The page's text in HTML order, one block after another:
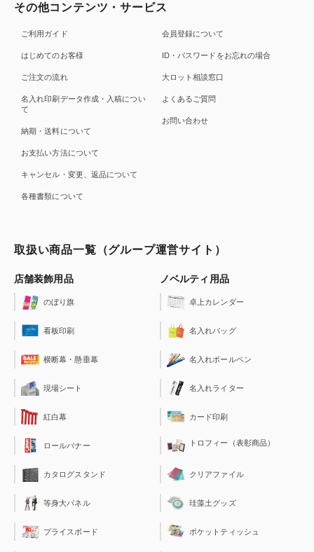
その他コンテンツ・サービス
ご利用ガイド
はじめてのお客様
ご注文の流れ
名入れ印刷データ作成・入稿につい
て
納期・送料について
お支払い方法について
キャンセル・変更、返品について
各種書類について
会員登録について
ID・パスワードをお忘れの場合
大ロット相談窓口
よくあるご質問
お問い合わせ
取扱い商品一覧（グループ運営サイト）
店舗装飾用品
のぼり旗
看板印刷
横断幕・懸垂幕
現場シート
紅白幕
ロールバナー
カタログスタンド
等身大パネル
プライスボード
ノベルティ用品
卓上カレンダー
名入れバッグ
名入れボールペン
名入れライター
カード印刷
トロフィー（表彰商品）
クリアファイル
珪藻土グッズ
ポケットティッシュ